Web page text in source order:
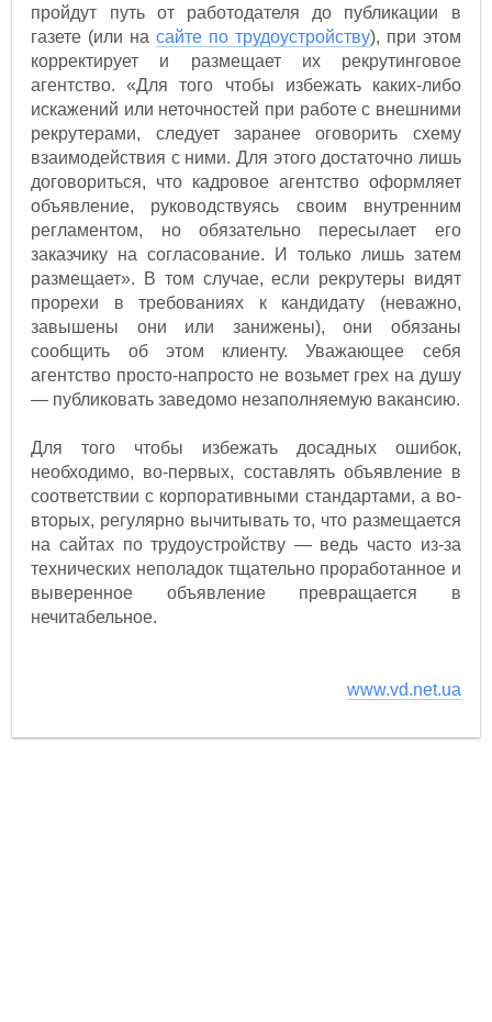
пройдут путь от работодателя до публикации в
газете (или насайте по трудоустройству), при этом
корректирует и размещает их рекрутинговое
агентство. «Для того чтобы избежать каких-либо
искажений или неточностей при работе с внешними
рекрутерами, следует заранее оговорить схему
взаимодействия с ними. Для этого достаточно лишь
договориться, что кадровое агентство оформляет
объявление, руководствуясь своим внутренним
регламентом, но обязательно пересылает его
заказчику на согласование. И только лишь затем
размещает». В том случае, если рекрутеры видят
прорехи в требованиях к кандидату (неважно,
завышены они или занижены), они обязаны
сообщить об этом клиенту. Уважающее себя
агентство просто-напросто не возьмет грех на душу
— публиковать заведомо незаполняемую вакансию.
Для того чтобы избежать досадных ошибок,
необходимо, во-первых, составлять объявление в
соответствии с корпоративными стандартами, а во-
вторых, регулярно вычитывать то, что размещается
на сайтах по трудоустройству — ведь часто из-за
технических неполадок тщательно проработанное и
выверенное объявление превращается в
нечитабельное.
www.vd.net.ua